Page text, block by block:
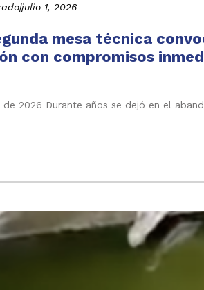
|julio 1, 2026
mesa técnica
con compromisos
2026 Durante años se dejó en el